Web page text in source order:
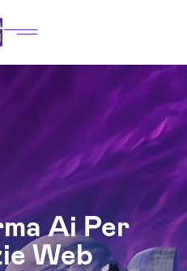
Ai Per
Web